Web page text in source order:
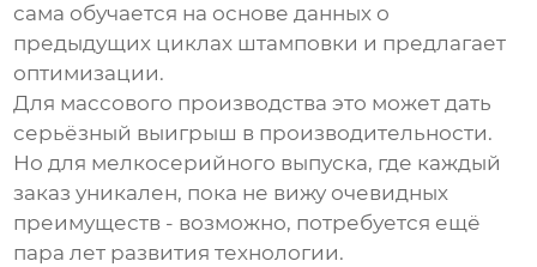
сама обучается на основе данных о
предыдущих циклах штамповки и предлагает
оптимизации.
Для массового производства это может дать
серьёзный выигрыш в производительности.
Но для мелкосерийного выпуска, где каждый
заказ уникален, пока не вижу очевидных
преимуществ - возможно, потребуется ещё
пара лет развития технологии.